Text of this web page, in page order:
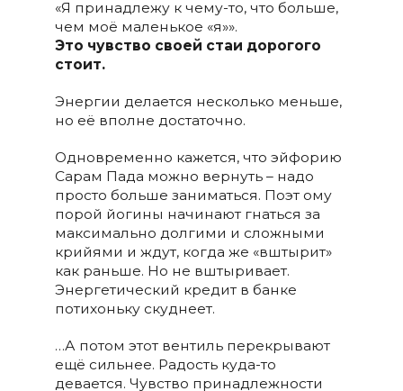
«Я принадлежу к чему-то, что больше,
чем моё маленькое «я»».
Это чувство своей стаи дорогого
стоит.
Энергии делается несколько меньше,
но её вполне достаточно.
Одновременно кажется, что эйфорию
Сарам Пада можно вернуть – надо
просто больше заниматься. Поэт ому
порой йогины начинают гнаться за
максимально долгими и сложными
крийями и ждут, когда же «вштырит»
как раньше. Но не вштыривает.
Энергетический кредит в банке
потихоньку скуднеет.
…А потом этот вентиль перекрывают
ещё сильнее. Радость куда-то
девается. Чувство принадлежности